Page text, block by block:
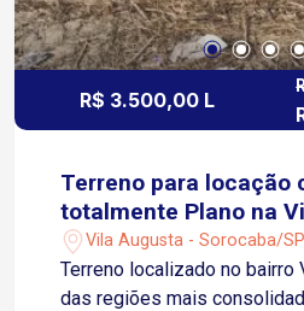
R$ 3.500,00 L
Terreno para locação
totalmente Plano na
Vila Augusta - Sorocaba/SP
Terreno localizado no bairro
das regiões mais consolidadas